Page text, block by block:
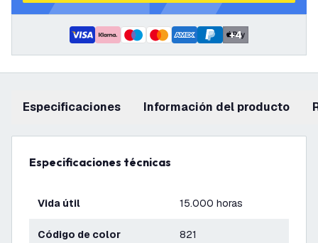
+4
Especificaciones información del producto
Especificaciones técnicas
Vida útil 15.000 horas
Código de color 821